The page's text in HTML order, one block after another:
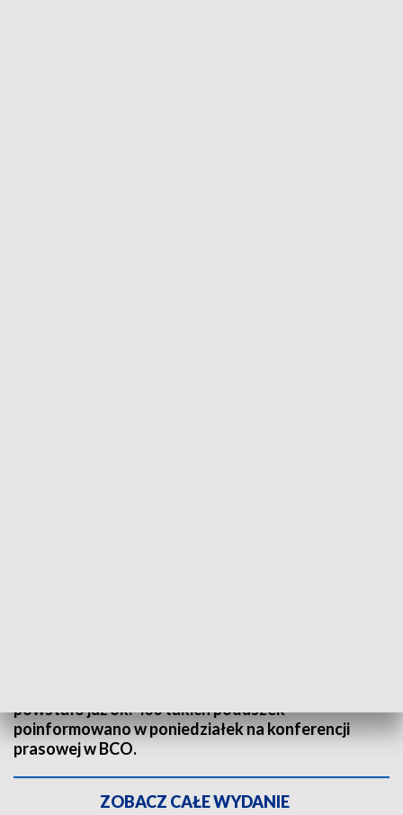
powstało już ok. 400 takich poduszek -
poinformowano w poniedziałek na konferencji
prasowej w BCO.
ZOBACZ CAŁE WYDANIE